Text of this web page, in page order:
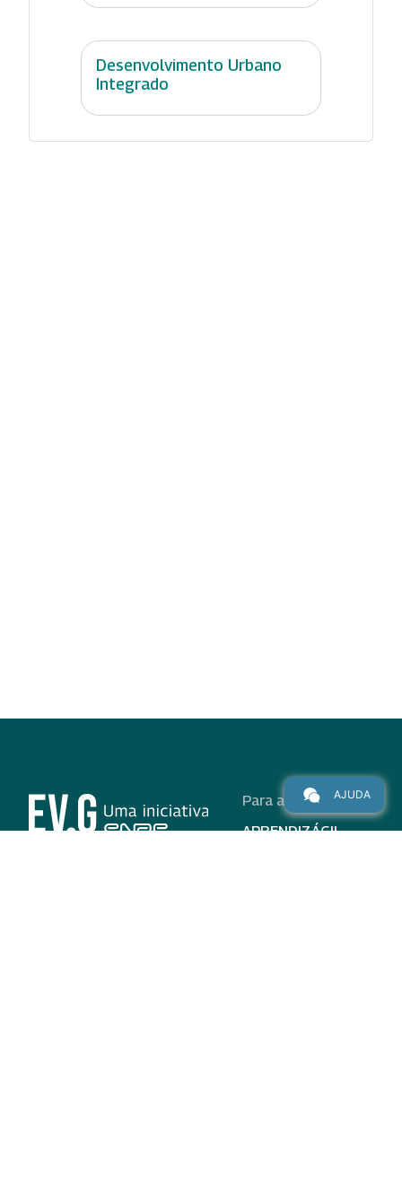
Desenvolvimento Urbano
Integrado
Para alunos
APRENDIZÁGIL
AJUDA